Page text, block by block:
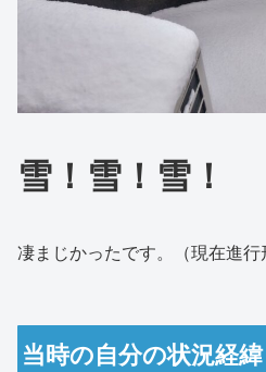
雪！雪！雪！
凄まじかったです。（現在進行
当時の自分の状況経緯